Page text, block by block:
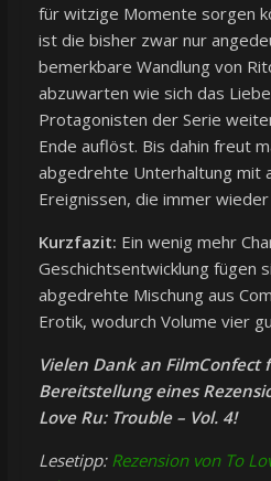
für witzige Momente sorgen
ist die bisher zwar nur
bemerkbare Wandlung von
abzuwarten wie sich das
Protagonisten der Serie
Ende auflöst. Bis dahin freut
abgedrehte Unterhaltung mit
Ereignissen, die immer
Kurzfazit: Ein wenig mehr
Geschichtsentwicklung fügen
abgedrehte Mischung aus
Erotik, wodurch Volume vier
Vielen Dank an FilmConfect
Bereitstellung eines
Love Ru: Trouble – Vol. 4!
Lesetipp: Rezension von To